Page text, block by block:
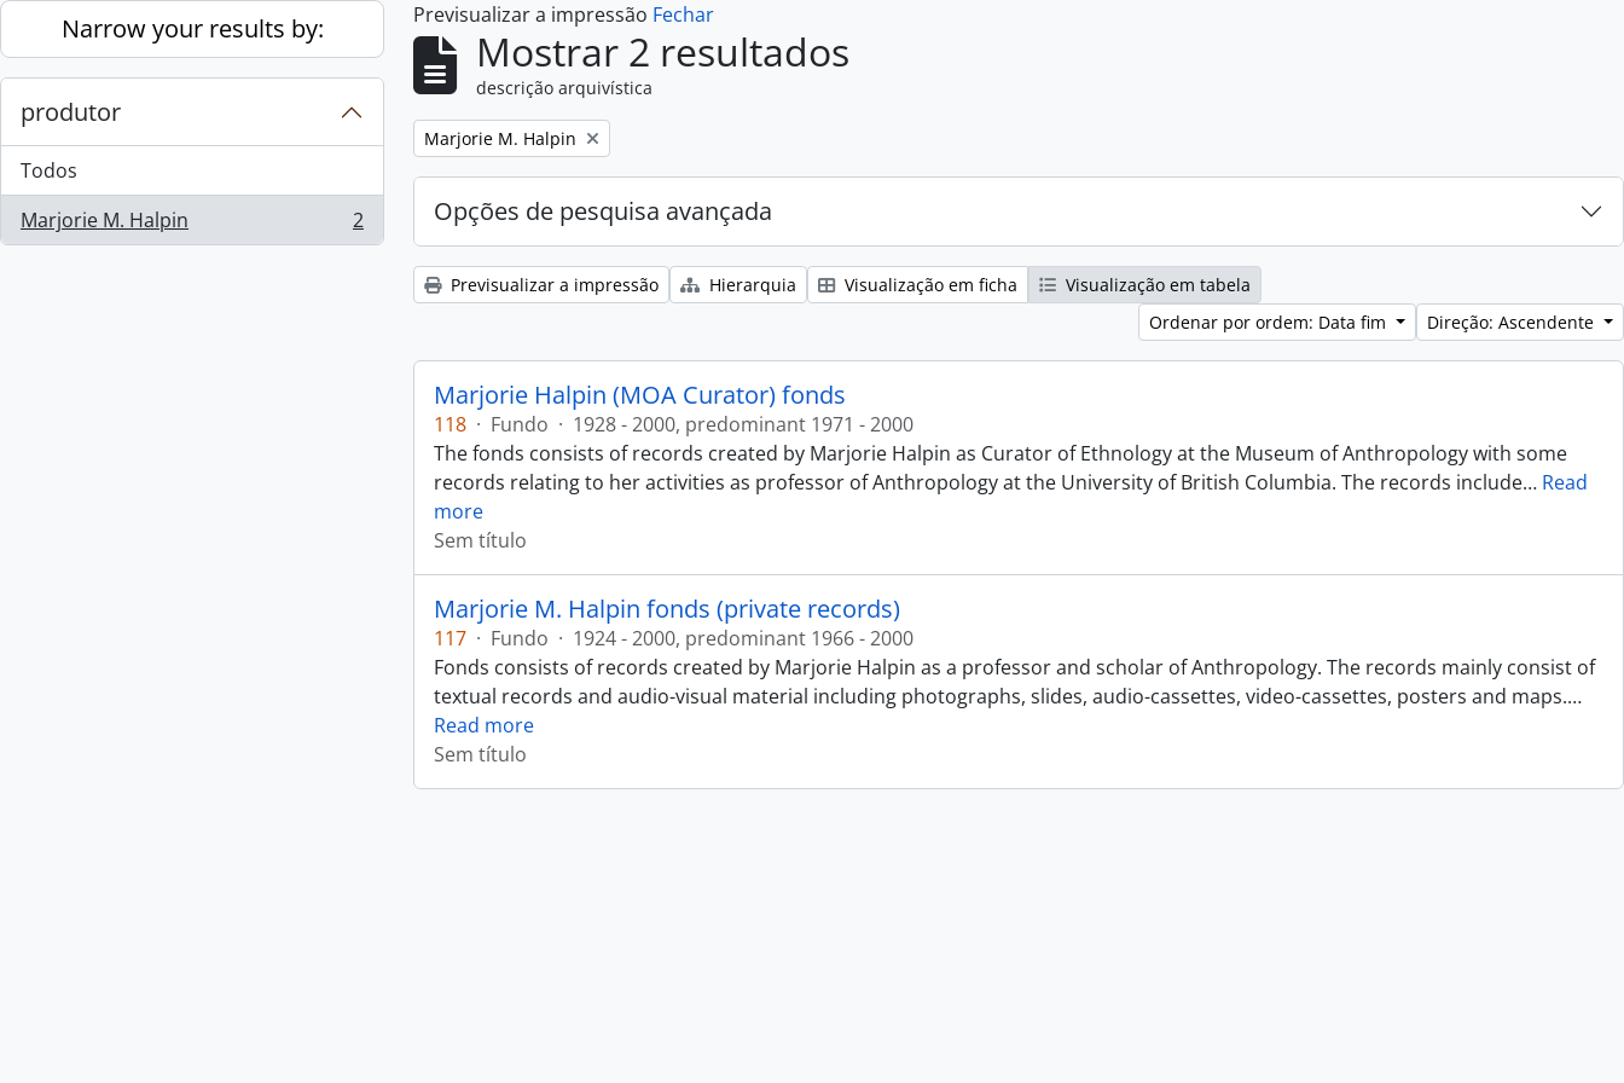
Skip to main content
Narrow your results by:
produtor
Todos
Marjorie M. Halpin
, 2 resultados 2
Previsualizar a impressão Fechar
Mostrar 2 resultados
descrição arquivística
Remove filter:
Marjorie M. Halpin
Opções de pesquisa avançada
Previsualizar a impressão Hierarquia Visualização em ficha
Visualização em tabela
Ordenar por ordem: Data fim
Direção: Ascendente
Marjorie Halpin (MOA Curator) fonds
118 · Fundo · 1928 - 2000, predominant 1971 - 2000
The fonds consists of records created by Marjorie Halpin as Curator of Ethnology at the Museum of Anthropology with some
records relating to her activities as professor of Anthropology at the University of British Columbia. The records include… Read
more
Sem título
Marjorie M. Halpin fonds (private records)
117 · Fundo · 1924 - 2000, predominant 1966 - 2000
Fonds consists of records created by Marjorie Halpin as a professor and scholar of Anthropology. The records mainly consist of
textual records and audio-visual material including photographs, slides, audio-cassettes, video-cassettes, posters and maps.…
Read more
Sem título